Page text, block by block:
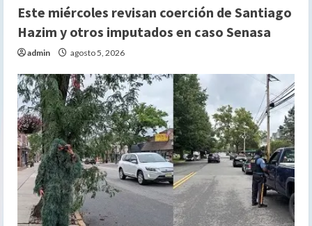
Este miércoles revisan coerción de Santiago
Hazim y otros imputados en caso Senasa
admin agosto 5, 2026